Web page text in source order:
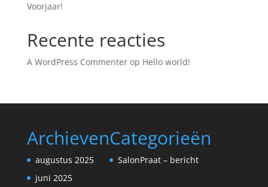
Voorjaar!
Recente reacties
A WordPress Commenterop Hello world!
Archieven
augustus 2025
juni 2025
Categorieën
SalonPraat – bericht